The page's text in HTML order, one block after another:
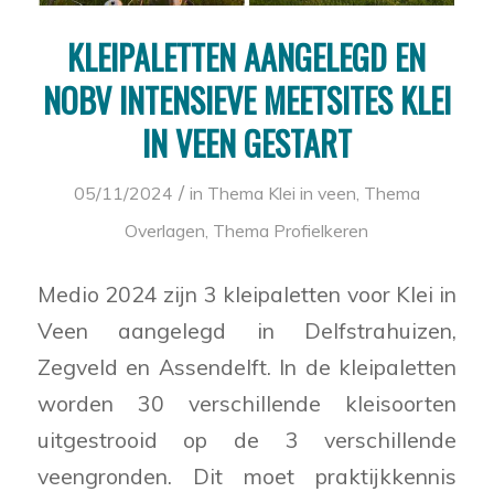
KLEIPALETTEN AANGELEGD EN
NOBV INTENSIEVE MEETSITES KLEI
IN VEEN GESTART
05/11/2024 / in Thema Klei in veen Thema
Overlagen Thema Profielkeren
Medio 2024 zijn 3 kleipaletten voor Klei in
Veen aangelegd in Delfstrahuizen,
Zegveld en Assendelft. In de kleipaletten
worden 30 verschillende kleisoorten
uitgestrooid op de 3 verschillende
veengronden. Dit moet praktijkkennis